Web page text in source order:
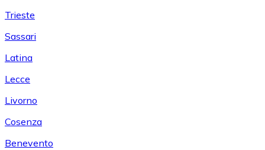
Trieste
Sassari
Latina
Lecce
Livorno
Cosenza
Benevento